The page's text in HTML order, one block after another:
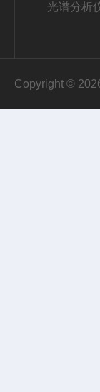
光谱分析
Copyright ©